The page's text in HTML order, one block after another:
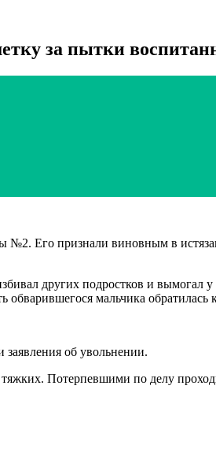
за пытки
Его признали виновным в
других подростков и вымогал
мальчика обратилась
об увольнении.
Потерпевшими по делу